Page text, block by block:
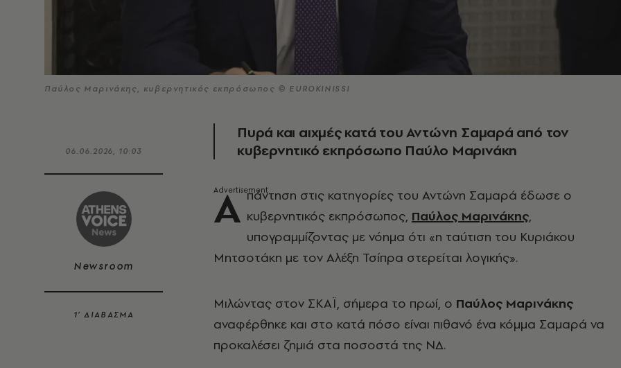
Παύλος Μαρινάκης, κυβερνητικός εκπρόσωπος © EUROKINISSI
06.06.2026, 10:03
Newsroom
1’ ΔΙΑΒΑΣΜΑ
Πυρά και αιχμές κατά του Αντώνη Σαμαρά από τον
κυβερνητικό εκπρόσωπο Παύλο Μαρινάκη
Α πάντηση στις κατηγορίες του Αντώνη Σαμαρά έδωσε ο
κυβερνητικός εκπρόσωπος, Παύλος Μαρινάκης,
υπογραμμίζοντας με νόημα ότι «η ταύτιση του Κυριάκου
Μητσοτάκη με τον Αλέξη Τσίπρα στερείται λογικής».
Μιλώντας στον ΣΚΑΪ, σήμερα το πρωί, ο Παύλος Μαρινάκης
αναφέρθηκε και στο κατά πόσο είναι πιθανό ένα κόμμα Σαμαρά να
προκαλέσει ζημιά στα ποσοστά της ΝΔ.